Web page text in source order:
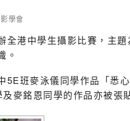
學會
全港中學生攝影比賽，主
。
5E班麥泳儀同學作品「悉
麥銘恩同學的作品亦被張